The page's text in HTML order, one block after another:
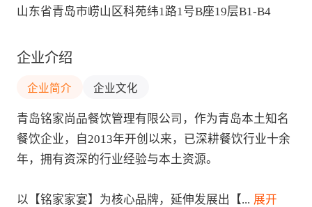
山东省青岛市崂山区科苑纬1路1号B座19层B1-B4
企业介绍
企业简介 企业文化
青岛铭家尚品餐饮管理有限公司，作为青岛本土知名
餐饮企业，自2013年开创以来，已深耕餐饮行业十余
年，拥有资深的行业经验与本土资源。
以【铭家家宴】为核心品牌，延伸发展出【... 展开